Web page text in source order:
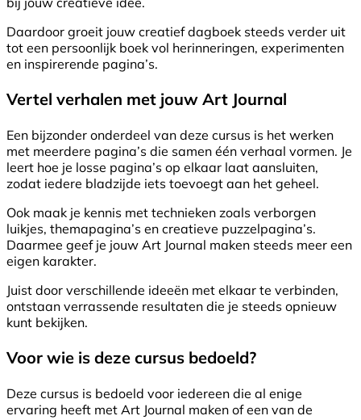
Daardoor groeit jouw creatief dagboek steeds verder uit
tot een persoonlijk boek vol herinneringen, experimenten
en inspirerende pagina’s.
Vertel verhalen met jouw Art Journal
Een bijzonder onderdeel van deze cursus is het werken
met meerdere pagina’s die samen één verhaal vormen. Je
leert hoe je losse pagina’s op elkaar laat aansluiten,
zodat iedere bladzijde iets toevoegt aan het geheel.
Ook maak je kennis met technieken zoals verborgen
luikjes, themapagina’s en creatieve puzzelpagina’s.
Daarmee geef je jouw Art Journal maken steeds meer een
eigen karakter.
Juist door verschillende ideeën met elkaar te verbinden,
ontstaan verrassende resultaten die je steeds opnieuw
kunt bekijken.
Voor wie is deze cursus bedoeld?
Deze cursus is bedoeld voor iedereen die al enige
ervaring heeft met Art Journal maken of een van de